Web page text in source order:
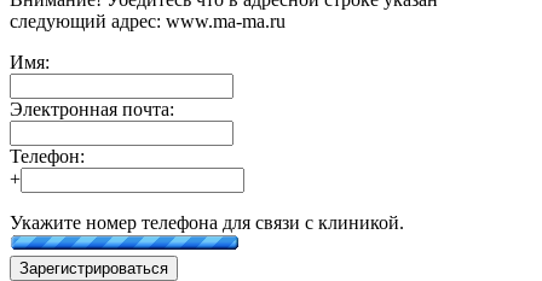
следующий адрес: www.ma-ma.ru
Имя:
Электронная почта:
Телефон:
+
Укажите номер телефона для связи с клиникой.
Зарегистрироваться